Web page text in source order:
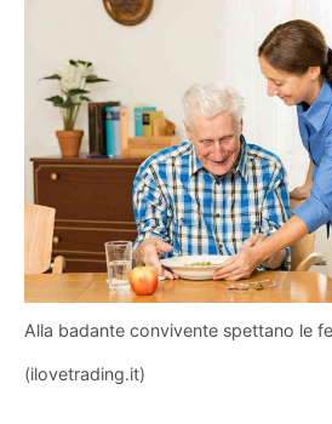
Alla badante convivente spettano le
(ilovetrading.it)